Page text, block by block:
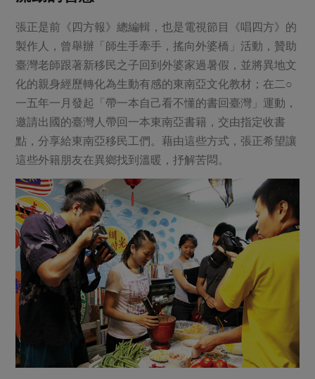
張正是前《四方報》總編輯，也是電視節目《唱四方》的
製作人，曾舉辦「師生手牽手，搖向外婆橋」活動，贊助
臺灣老師跟著新移民之子回到外婆家過暑假，並將異地文
化的親身經歷轉化為生動有感的東南亞文化教材；在二○
一五年一月發起「帶一本自己看不懂的書回臺灣」運動，
邀請出國的臺灣人帶回一本東南亞書籍，交由指定收書
點，分享給東南亞移民工們。藉由這些方式，張正希望讓
這些外籍朋友在異鄉找到溫暖，抒解苦悶。